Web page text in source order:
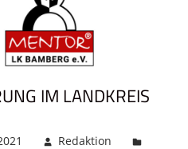
IM LANDKREIS
Redaktion